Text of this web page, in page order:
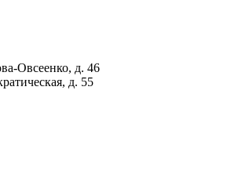
Овсеенко, д. 46
д. 55